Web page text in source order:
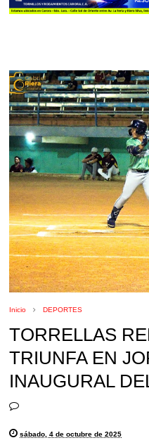
Inicio DEPORTES
TORRELLAS
TRIUNFA EN
INAUGURAL
sábado, 4 de octubre de 2025